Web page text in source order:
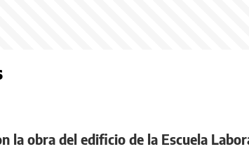
la obra del edificio de la Escuela